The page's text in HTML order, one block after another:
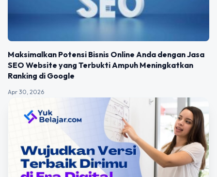
Maksimalkan Potensi Bisnis Online Anda dengan Jasa
SEO Website yang Terbukti Ampuh Meningkatkan
Ranking di Google
Apr 30, 2026